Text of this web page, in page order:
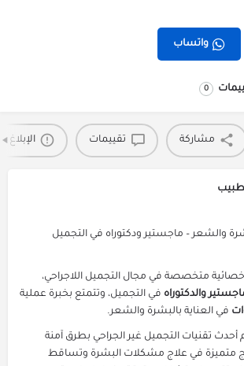
واتساب
0
مشاركة تقييمات
والشعر – ماجستير ودكتوراه في التجميل
متخصصة في مجال التجميل اللاجراحي،
والدكتوراه في التجميل، وتتمتع بخبرة عملية
في العناية بالبشرة والشعر.
تقنيات التجميل غير الجراحي بطرق آمنة
متميزة في علاج مشكلات البشرة وتساقط